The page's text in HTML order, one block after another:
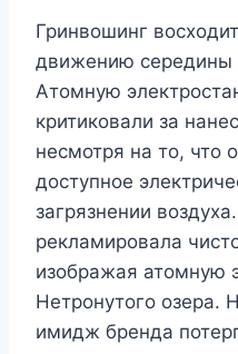
Гринвошинг
движению
Атомную
критиковали за
несмотря на то, что
доступное
загрязнении
рекламировала
изображая атомную
Нетронутого озера.
имидж бренда